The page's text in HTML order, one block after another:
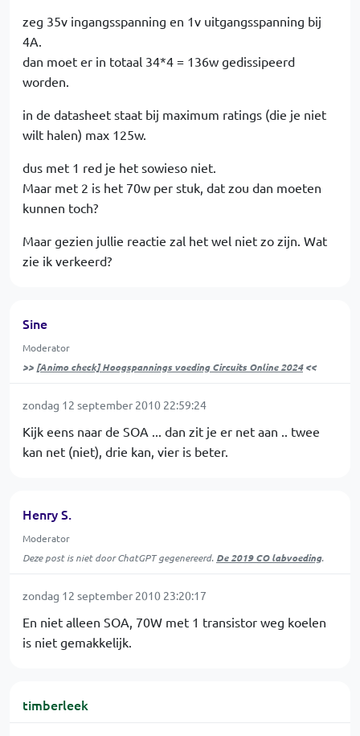
zeg 35v ingangsspanning en 1v uitgangsspanning bij
4A.
dan moet er in totaal 34*4 = 136w gedissipeerd
worden.
in de datasheet staat bij maximum ratings (die je niet
wilt halen) max 125w.
dus met 1 red je het sowieso niet.
Maar met 2 is het 70w per stuk, dat zou dan moeten
kunnen toch?
Maar gezien jullie reactie zal het wel niet zo zijn. Wat
zie ik verkeerd?
Sine
Moderator
>> [Animo check] Hoogspannings voeding Circuits Online 2024<<
zondag 12 september 2010 22:59:24
Kijk eens naar de SOA ... dan zit je er net aan .. twee
kan net (niet), drie kan, vier is beter.
Henry S.
Moderator
Deze post is niet door ChatGPT gegenereerd. De 2019 CO labvoeding.
zondag 12 september 2010 23:20:17
En niet alleen SOA, 70W met 1 transistor weg koelen
is niet gemakkelijk.
timberleek